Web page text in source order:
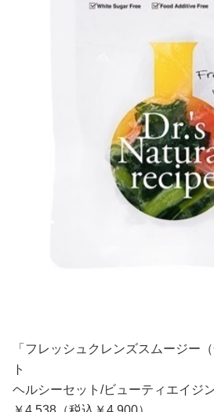
「フレッシュクレンズスムージー
ト
ヘルシーセット/ビューティエイジ